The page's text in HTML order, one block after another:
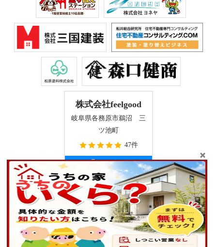
株式会社feelgood
岐阜県各務原市鵜沼 三
ツ池町
47件
Copyright © 2026 屋根工事・外壁塗装専門店株式会社 feel good(フィ
ールグッド) . All Rights Reserved.